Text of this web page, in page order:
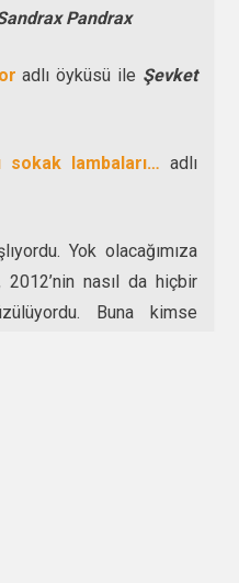
Pandrax
adlı öyküsü ile Şevket
lambaları… adlı
Yok olacağımıza
nasıl da hiçbir
Buna kimse